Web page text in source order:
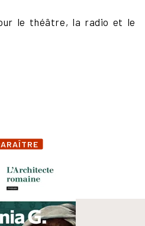
le théâtre, la radio et le